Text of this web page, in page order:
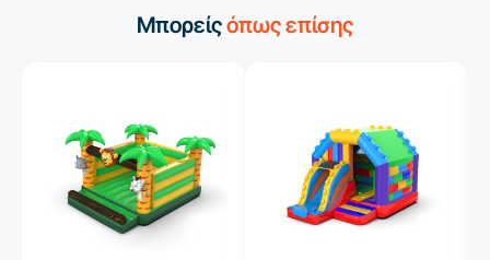
Μπορείςόπως επίσης